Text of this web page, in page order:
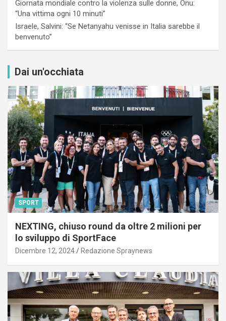
Giornata mondiale contro la violenza sulle donne, Onu:
“Una vittima ogni 10 minuti”
Israele, Salvini: “Se Netanyahu venisse in Italia sarebbe il
benvenuto”
Dai un'occhiata
SPORT
NEXTING, chiuso round da oltre 2 milioni per
lo sviluppo di SportFace
Dicembre 12, 2024 Redazione Spraynews